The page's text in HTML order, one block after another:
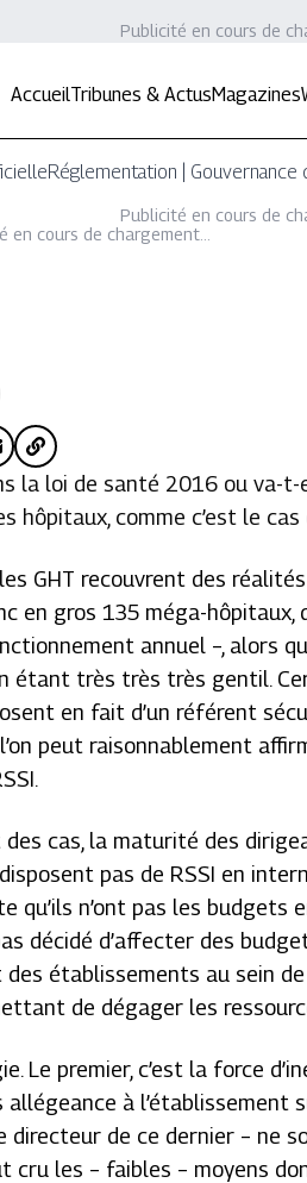
Publicité en cours de
AccueilTribunes & ActusMagazines
Réglementation | Gouvernance
Publicité en cours de
en cours de chargement...
la loi de santé 2016 ou va-t-
hôpitaux, comme c’est le
GHT recouvrent des
en gros 135 méga-hôpitaux,
annuel –, alors
étant très très très gentil.
en fait d’un référent
peut raisonnablement
cas, la maturité des
pas de RSSI en
n’ont pas les budgets
décidé d’affecter des
établissements au sein
de dégager les
Le premier, c’est la force
à l’établissement
directeur de ce dernier – ne
cru les – faibles – moyens